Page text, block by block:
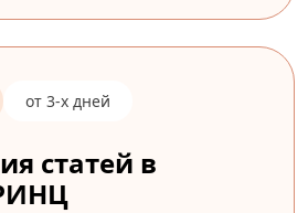
от 3-х дней
статей в